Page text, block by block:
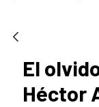
El
Héctor